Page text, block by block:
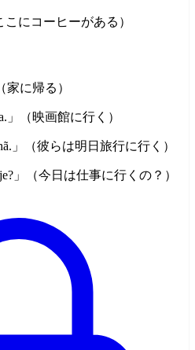
こにコーヒーがある）
家に帰る）
」（映画館に行く）
」（彼らは明日旅行に行く）
」（今日は仕事に行くの？）